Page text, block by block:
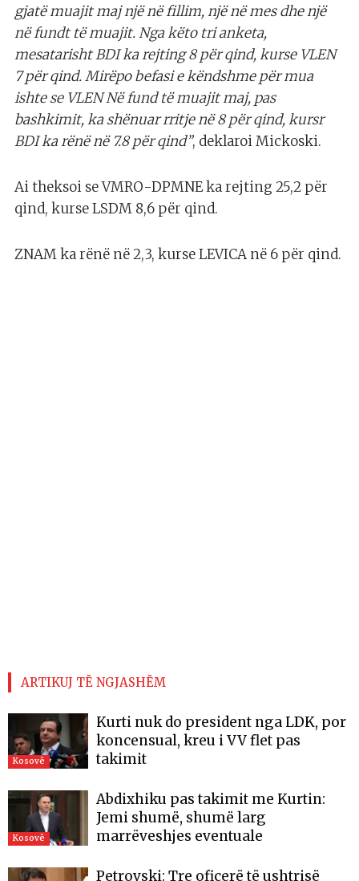
gjatë muajit maj një në fillim, një në mes dhe një
në fundt të muajit. Nga këto tri anketa,
mesatarisht BDI ka rejting 8 për qind, kurse VLEN
7 për qind. Mirëpo befasi e këndshme për mua
ishte se VLEN Në fund të muajit maj, pas
bashkimit, ka shënuar rritje në 8 për qind, kursr
BDI ka rënë në 7.8 për qind”, deklaroi Mickoski.
Ai theksoi se VMRO-DPMNE ka rejting 25,2 për
qind, kurse LSDM 8,6 për qind.
ZNAM ka rënë në 2,3, kurse LEVICA në 6 për qind.
ARTIKUJ TË NGJASHËM
Kosovë
Kurti nuk do president nga LDK, por
koncensual, kreu i VV flet pas
takimit
Kosovë
Abdixhiku pas takimit me Kurtin:
Jemi shumë, shumë larg
marrëveshjes eventuale
Petrovski: Tre oficerë të ushtrisë